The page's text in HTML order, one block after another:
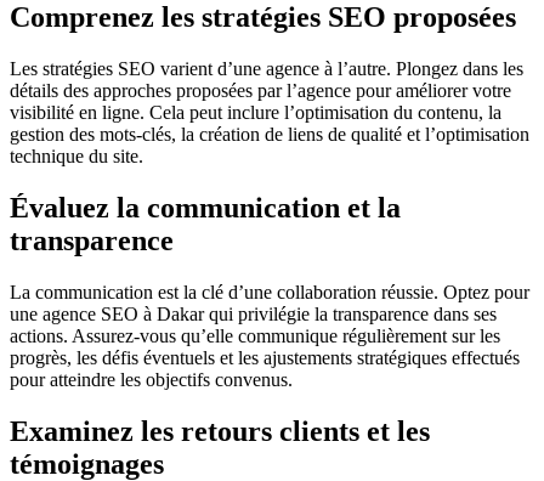
Comprenez les stratégies SEO proposées
Les stratégies SEO varient d’une agence à l’autre. Plongez dans les
détails des approches proposées par l’agence pour améliorer votre
visibilité en ligne. Cela peut inclure l’optimisation du contenu, la
gestion des mots-clés, la création de liens de qualité et l’optimisation
technique du site.
Évaluez la communication et la
transparence
La communication est la clé d’une collaboration réussie. Optez pour
une agence SEO à Dakar qui privilégie la transparence dans ses
actions. Assurez-vous qu’elle communique régulièrement sur les
progrès, les défis éventuels et les ajustements stratégiques effectués
pour atteindre les objectifs convenus.
Examinez les retours clients et les
témoignages